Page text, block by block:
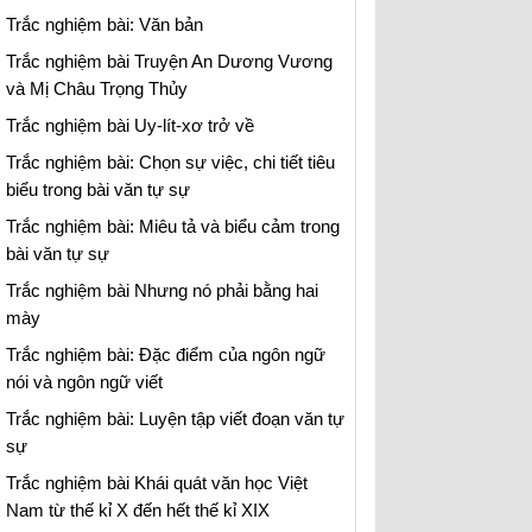
Trắc nghiệm bài: Văn bản
Trắc nghiệm bài Truyện An Dương Vương
và Mị Châu Trọng Thủy
Trắc nghiệm bài Uy-lít-xơ trở về
Trắc nghiệm bài: Chọn sự việc, chi tiết tiêu
biểu trong bài văn tự sự
Trắc nghiệm bài: Miêu tả và biểu cảm trong
bài văn tự sự
Trắc nghiệm bài Nhưng nó phải bằng hai
mày
Trắc nghiệm bài: Đặc điểm của ngôn ngữ
nói và ngôn ngữ viết
Trắc nghiệm bài: Luyện tập viết đoạn văn tự
sự
Trắc nghiệm bài Khái quát văn học Việt
Nam từ thế kỉ X đến hết thế kỉ XIX